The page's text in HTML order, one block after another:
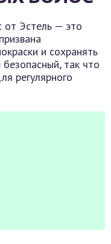
Эстель — это
и сохранять
так что
регулярного